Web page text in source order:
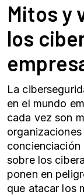
Mitos y
los
La
en el mundo
cada vez son
concienciación
sobre los
ponen en
que atacar los